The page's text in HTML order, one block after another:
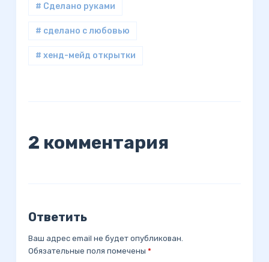
# Сделано руками
# сделано с любовью
# хенд-мейд открытки
2 комментария
Ответить
Ваш адрес email не будет опубликован.
Обязательные поля помечены *